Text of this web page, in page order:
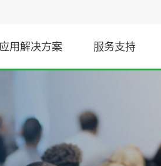
隔离器
离接口
应用解决方案
直流充电桩芯片选型
伺服变频驱动
服务支持